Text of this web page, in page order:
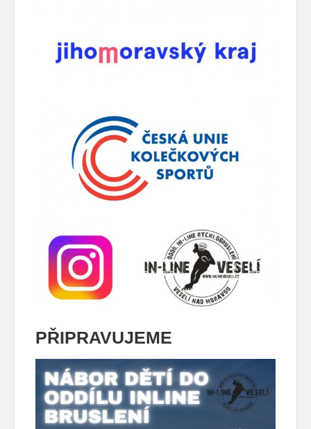
PŘIPRAVUJEME